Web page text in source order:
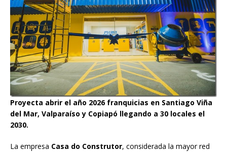
Proyecta abrir el año 2026 franquicias en Santiago Viña
del Mar, Valparaíso y Copiapó llegando a 30 locales el
2030.
La empresa Casa do Construtor, considerada la mayor red